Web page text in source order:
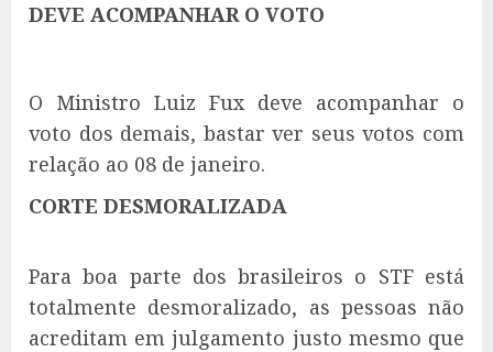
DEVE ACOMPANHAR O VOTO
O Ministro Luiz Fux deve acompanhar o
voto dos demais, bastar ver seus votos com
relação ao 08 de janeiro.
CORTE DESMORALIZADA
Para boa parte dos brasileiros o STF está
totalmente desmoralizado, as pessoas não
acreditam em julgamento justo mesmo que